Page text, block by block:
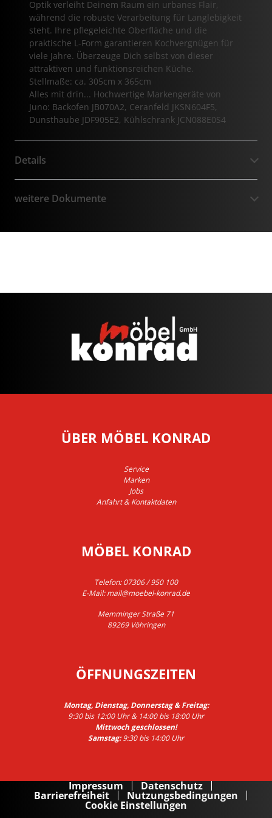
Optik verleiht Deinem Raum ein urbanes Flair,
während die robuste Verarbeitung für Langlebigkeit
steht. Ihre pflegeleichte Oberfläche und die
praktische L-Form garantieren Kochvergnügen für
viele Jahre. Überzeuge Dich selbst von dieser
attraktiven und funktionsreichen Küche.
Stellmaße: ca. 305cm x 365cm
Alles mit drin... Hochwertige Markengeräte von
Juno: Backofen JB070A2, Ceranfeld JKSN604F5,
Dunsthaube JDF905E2, Kühlschrank JCN088E0S4
Details
weitere Dokumente
ÜBER MÖBEL KONRAD
Service
Marken
Jobs
Anfahrt & Kontaktdaten
MÖBEL KONRAD
Telefon:07306 / 950 100
E-Mail:mail@moebel-konrad.de
Memminger Straße 71
89269 Vöhringen
ÖFFNUNGSZEITEN
Montag, Dienstag, Donnerstag & Freitag:
9:30 bis 12:00 Uhr & 14:00 bis 18:00 Uhr
Mittwoch geschlossen!
Samstag:9:30 bis 14:00 Uhr
Impressum Datenschutz
Barrierefreiheit Nutzungsbedingungen
Cookie Einstellungen